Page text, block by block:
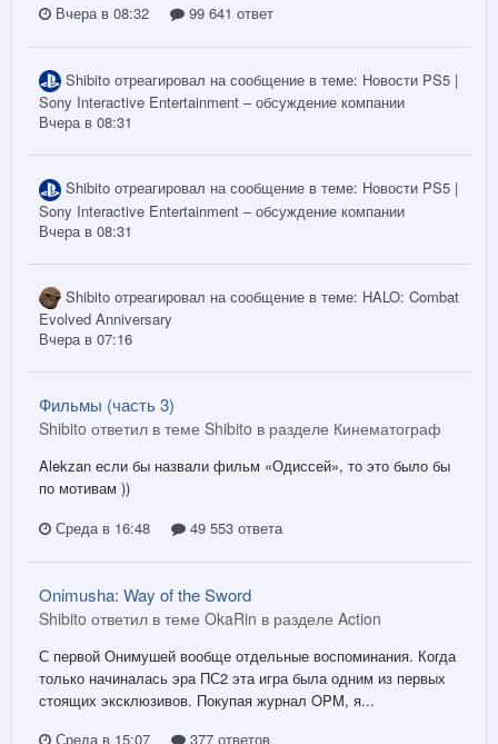
Вчера в 08:32
99 641 ответ
Shibito отреагировал на сообщение в теме: Новости PS5 |
Sony Interactive Entertainment – обсуждение компании
Вчера в 08:31
Shibito отреагировал на сообщение в теме: Новости PS5 |
Sony Interactive Entertainment – обсуждение компании
Вчера в 08:31
Shibito отреагировал на сообщение в теме: HALO: Combat
Evolved Anniversary
Вчера в 07:16
Фильмы (часть 3)
Shibito ответил в теме Shibito в разделе Кинематограф
Alekzan если бы назвали фильм «Одиссей», то это было бы
по мотивам ))
Среда в 16:48
49 553 ответа
Onimusha: Way of the Sword
Shibito ответил в теме OkaRin в разделе Action
С первой Онимушей вообще отдельные воспоминания. Когда
только начиналась эра ПС2 эта игра была одним из первых
стоящих эксклюзивов. Покупая журнал OPM, я...
Среда в 15:07
377 ответов